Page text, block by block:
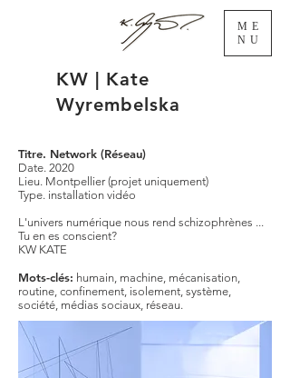
ME
NU
KW | Kate
Wyrembelska
Titre. Network (Réseau)
Date. 2020
Lieu. Montpellier (projet uniquement)
Type. installation vidéo
L'univers numérique nous rend schizophrènes ...
Tu en es conscient?
KW KATE
Mots-clés: humain, machine, mécanisation,
routine, confinement, isolement, système,
société, médias sociaux, réseau.